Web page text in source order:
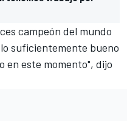
campeón del mundo
suficientemente bueno
en este momento", dijo